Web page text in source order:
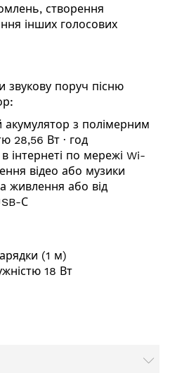
створення
інших голосових
звукову поруч пісню
акумулятор з полімерним
28,56 Вт ∙ год
інтернеті по мережі Wi-
відео або музики
живлення або від
С
(1 м)
18 Вт